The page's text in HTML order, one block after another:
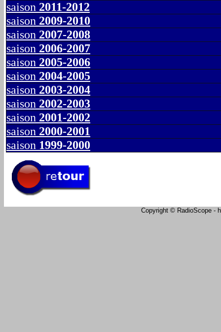
saison 2011-2012
saison 2009-2010
saison 2007-2008
saison 2006-2007
saison 2005-2006
saison 2004-2005
saison 2003-2004
saison 2002-2003
saison 2001-2002
saison 2000-2001
saison 1999-2000
Copyright © RadioScope -